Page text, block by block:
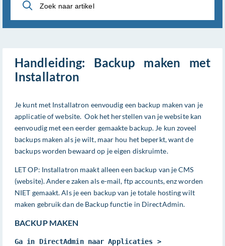
Handleiding: Backup maken met
Installatron
Je kunt met Installatron eenvoudig een backup maken van je
applicatie of website. Ook het herstellen van je website kan
eenvoudig met een eerder gemaakte backup. Je kun zoveel
backups maken als je wilt, maar hou het beperkt, want de
backups worden bewaard op je eigen diskruimte.
LET OP: Installatron maakt alleen een backup van je CMS
(website). Andere zaken als e-mail, ftp accounts, enz worden
NIET gemaakt. Als je een backup van je totale hosting wilt
maken gebruik dan de Backup functie in DirectAdmin.
BACKUP MAKEN
Ga in DirectAdmin naar Applicaties >